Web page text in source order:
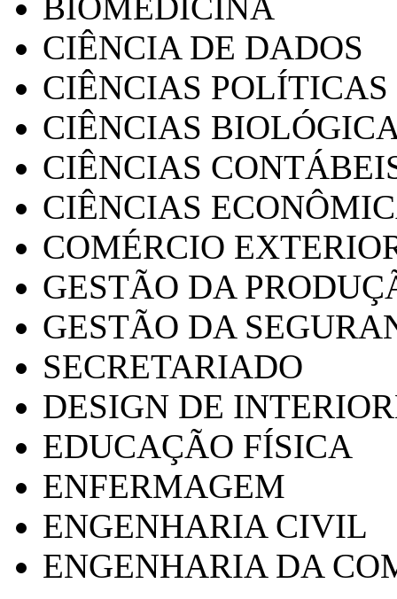
CIÊNCIA DE DADOS
CIÊNCIAS POLÍTICAS
CIÊNCIAS
CIÊNCIAS
CIÊNCIAS
COMÉRCIO
GESTÃO DA
GESTÃO DA
SECRETARIADO
DESIGN DE
EDUCAÇÃO FÍSICA
ENFERMAGEM
ENGENHARIA CIVIL
ENGENHARIA DA